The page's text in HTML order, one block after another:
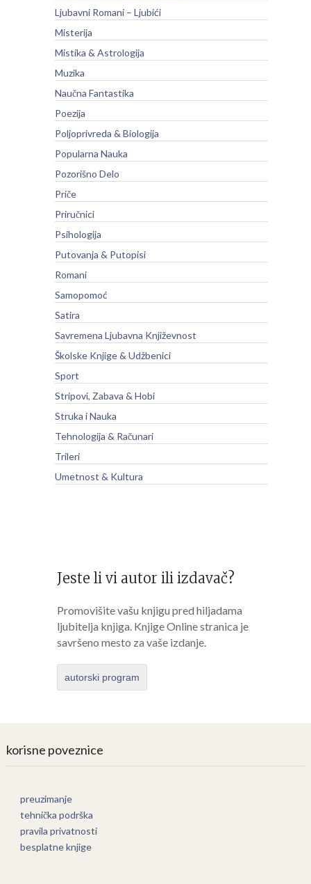
Ljubavni Romani – Ljubići
Misterija
Mistika & Astrologija
Muzika
Naučna Fantastika
Poezija
Poljoprivreda & Biologija
Popularna Nauka
Pozorišno Delo
Priče
Priručnici
Psihologija
Putovanja & Putopisi
Romani
Samopomoć
Satira
Savremena Ljubavna Književnost
Školske Knjige & Udžbenici
Sport
Stripovi, Zabava & Hobi
Struka i Nauka
Tehnologija & Računari
Trileri
Umetnost & Kultura
Jeste li vi autor ili izdavač?
Promovišite vašu knjigu pred hiljadama
ljubitelja knjiga. Knjige Online stranica je
savršeno mesto za vaše izdanje.
autorski program
korisne poveznice
preuzimanje
tehnička podrška
pravila privatnosti
besplatne knjige